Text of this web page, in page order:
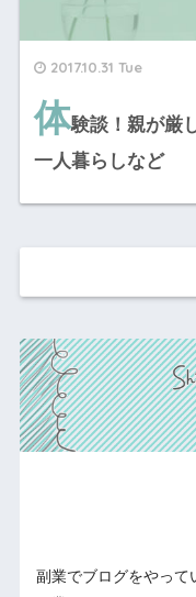
2017.10.31 Tue
体験談！親が厳
一人暮らしなど
副業でブログをやって